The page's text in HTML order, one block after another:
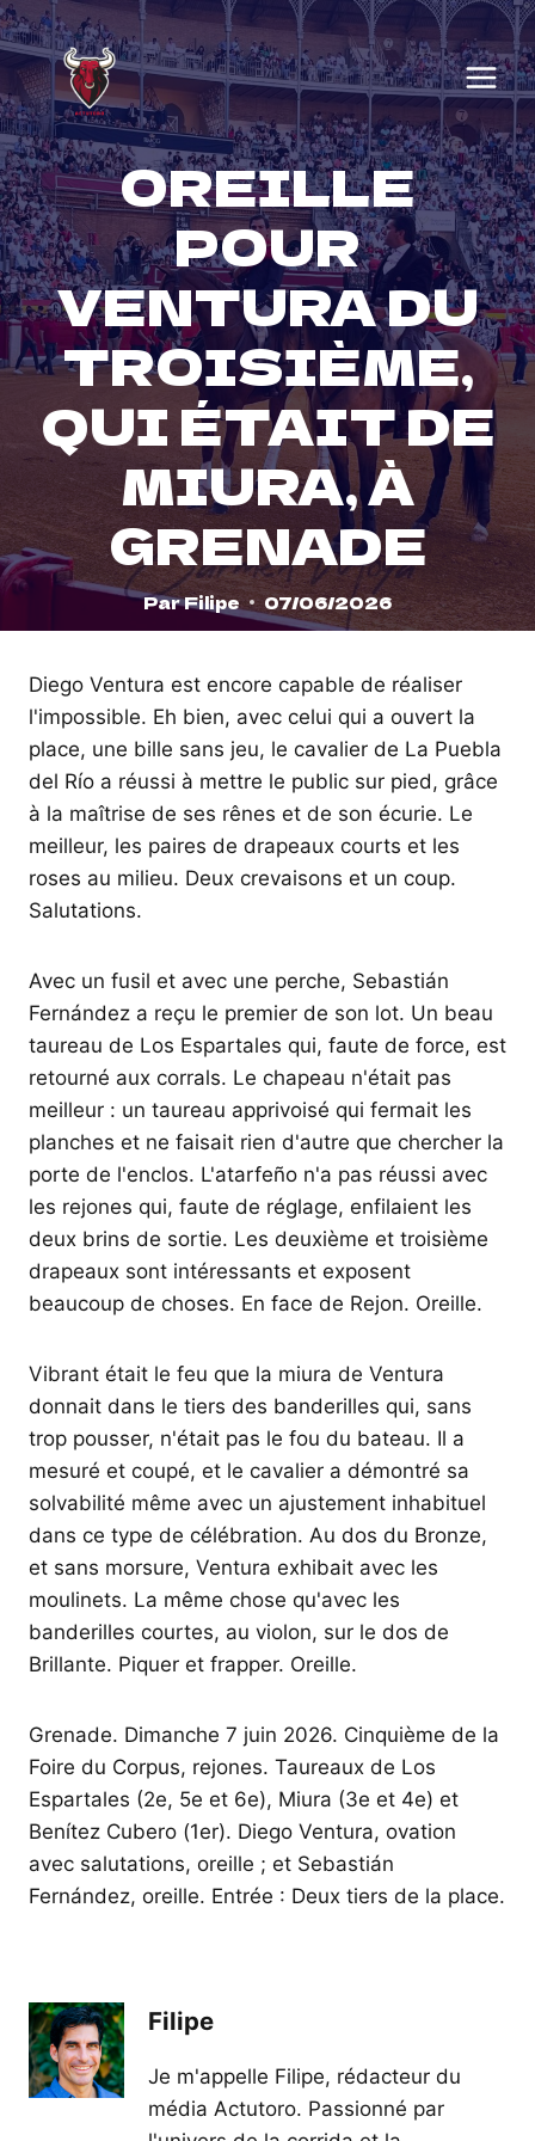
Skip
to
content
OREILLE
POUR
VENTURA DU
TROISIÈME,
QUI ÉTAIT DE
MIURA, À
GRENADE
ParFilipe 07/06/2026
Diego Ventura est encore capable de réaliser
l'impossible. Eh bien, avec celui qui a ouvert la
place, une bille sans jeu, le cavalier de La Puebla
del Río a réussi à mettre le public sur pied, grâce
à la maîtrise de ses rênes et de son écurie. Le
meilleur, les paires de drapeaux courts et les
roses au milieu. Deux crevaisons et un coup.
Salutations.
Avec un fusil et avec une perche, Sebastián
Fernández a reçu le premier de son lot. Un beau
taureau de Los Espartales qui, faute de force, est
retourné aux corrals. Le chapeau n'était pas
meilleur : un taureau apprivoisé qui fermait les
planches et ne faisait rien d'autre que chercher la
porte de l'enclos. L'atarfeño n'a pas réussi avec
les rejones qui, faute de réglage, enfilaient les
deux brins de sortie. Les deuxième et troisième
drapeaux sont intéressants et exposent
beaucoup de choses. En face de Rejon. Oreille.
Vibrant était le feu que la miura de Ventura
donnait dans le tiers des banderilles qui, sans
trop pousser, n'était pas le fou du bateau. Il a
mesuré et coupé, et le cavalier a démontré sa
solvabilité même avec un ajustement inhabituel
dans ce type de célébration. Au dos du Bronze,
et sans morsure, Ventura exhibait avec les
moulinets. La même chose qu'avec les
banderilles courtes, au violon, sur le dos de
Brillante. Piquer et frapper. Oreille.
Grenade. Dimanche 7 juin 2026. Cinquième de la
Foire du Corpus, rejones. Taureaux de Los
Espartales (2e, 5e et 6e), Miura (3e et 4e) et
Benítez Cubero (1er). Diego Ventura, ovation
avec salutations, oreille ; et Sebastián
Fernández, oreille. Entrée : Deux tiers de la place.
Filipe
Je m'appelle Filipe, rédacteur du
média Actutoro. Passionné par